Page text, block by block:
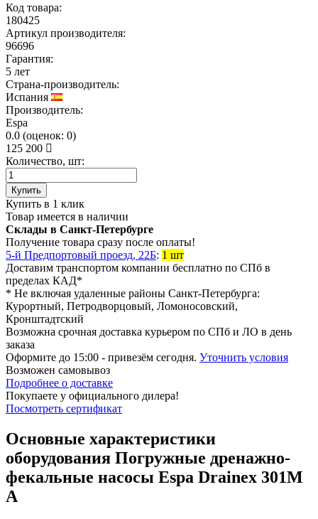
Код товара:
180425
Артикул производителя:
96696
Гарантия:
5 лет
Страна-производитель:
Испания
Производитель:
Espa
0.0 (оценок: 0)
125 200
Количество, шт:
Купить
Купить в 1 клик
Товар имеется в наличии
Склады в Санкт-Петербурге
Получение товара сразу после оплаты!
5-й Предпортовый проезд, 22Б: 1 шт
Доставим транспортом компании бесплатно по СПб в
пределах КАД*
* Не включая удаленные районы Санкт-Петербурга:
Курортный, Петродворцовый, Ломоносовский,
Кронштадтский
Возможна срочная доставка курьером по СПб и ЛО в день
заказа
Оформите до 15:00 - привезём сегодня. Уточнить условия
Возможен самовывоз
Подробнее о доставке
Покупаете у официального дилера!
Посмотреть сертификат
Основные характеристики
оборудования Погружные дренажно-
фекальные насосы Espa Drainex 301M
A